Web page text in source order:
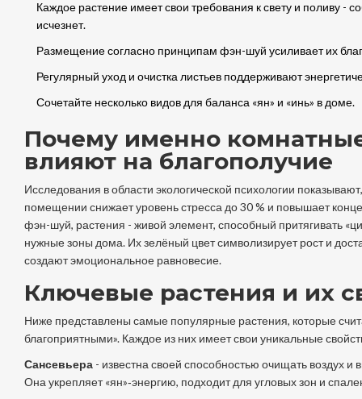
Каждое растение имеет свои требования к свету и поливу -
исчезнет.
Размещение согласно принципам фэн-шуй усиливает их
Регулярный уход и очистка листьев поддерживают
Сочетайте несколько видов для баланса «ян» и «инь» в доме.
Почему именно
влияют на благополучие
Исследования в области экологической психологии
помещении снижает уровень стресса до 30 % и повышает
фэн-шуй, растения - живой элемент, способный притягивать
нужные зоны дома. Их зелёный цвет символизирует рост и
создают эмоциональное равновесие.
Ключевые растения и их
Ниже представлены самые популярные растения, которые
благоприятными». Каждое из них имеет свои уникальные
Сансевьера- известна своей способностью очищать воздух
Она укрепляет «ян»‑энергию, подходит для угловых зон и